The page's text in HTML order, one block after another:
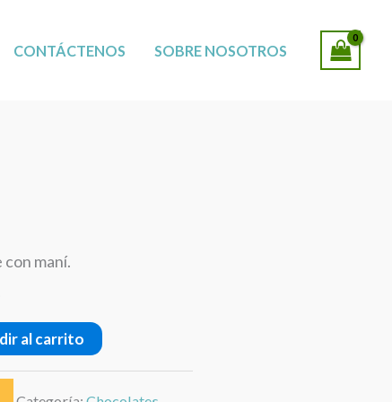
CONTÁCTENOS SOBRE NOSOTROS
maní.
al carrito
SUCURSALES